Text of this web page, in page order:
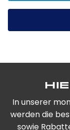
In unserer
werden die
sowie